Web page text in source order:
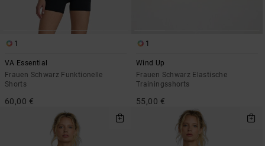
1
VA Essential
Frauen Schwarz Funktionelle
Shorts
60,00 €
1
Wind Up
Frauen Schwarz Elastische
Trainingsshorts
55,00 €